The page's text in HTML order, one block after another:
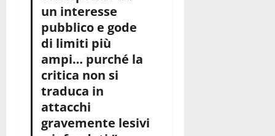
un interesse
pubblico e gode
di limiti più
ampi… purché la
critica non si
traduca in
attacchi
gravemente lesivi